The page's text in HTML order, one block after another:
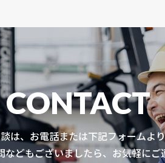
CONTACT
は、お電話または下記フォームよ
などもございましたら、お気軽にご